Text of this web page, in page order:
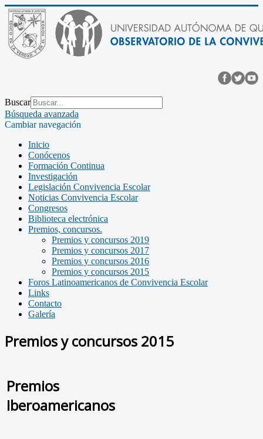
Buscar
Búsqueda avanzada
Cambiar navegación
Inicio
Conócenos
Formación Continua
Investigación
Legislación Convivencia Escolar
Noticias Convivencia Escolar
Congresos
Biblioteca electrónica
Premios, concursos.
Premios y concursos 2019
Premios y concursos 2017
Premios y concursos 2016
Premios y concursos 2015
Foros Latinoamericanos de Convivencia Escolar
Links
Contacto
Galería
Premios y concursos 2015
Premios
Iberoamericanos